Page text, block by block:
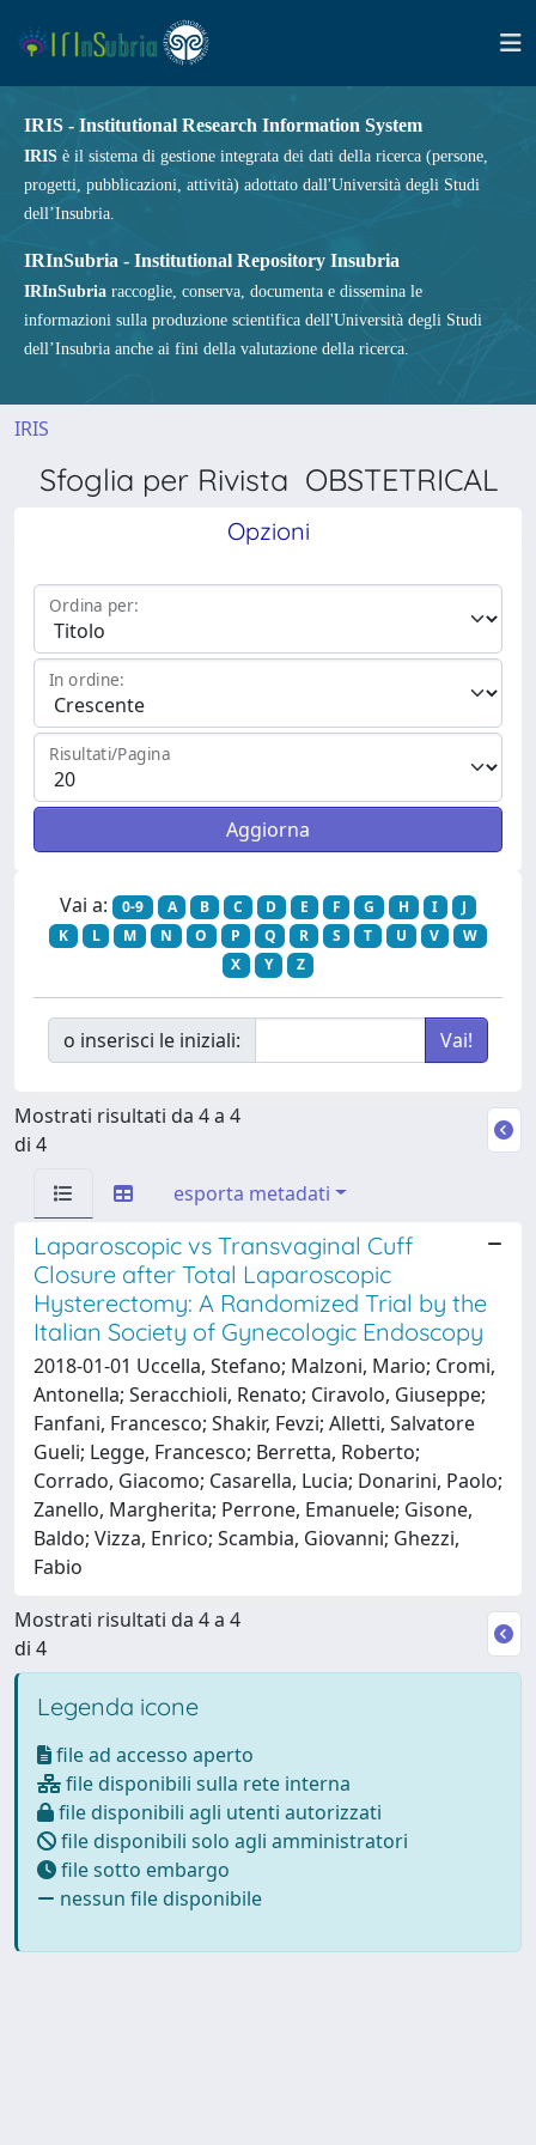
IRIS - Institutional Research Information System
IRIS è il sistema di gestione integrata dei dati della ricerca (persone,
progetti, pubblicazioni, attività) adottato dall'Università degli Studi
dell’Insubria.
IRInSubria - Institutional Repository Insubria
IRInSubria raccoglie, conserva, documenta e dissemina le
informazioni sulla produzione scientifica dell'Università degli Studi
dell’Insubria anche ai fini della valutazione della ricerca.
IRIS
Sfoglia per Rivista OBSTETRICAL
Opzioni
Ordina per:
In ordine:
Risultati/Pagina
Vai a: 0-9 A B C D E F G H I
J
K
L M N O P Q R S T U V
W
X
Y Z
o inserisci le iniziali:
Mostrati risultati da 4 a 4
di 4
esporta metadati
Laparoscopic vs Transvaginal Cuff
Closure after Total Laparoscopic
Hysterectomy: A Randomized Trial by the
Italian Society of Gynecologic Endoscopy
2018-01-01 Uccella, Stefano; Malzoni, Mario; Cromi,
Antonella; Seracchioli, Renato; Ciravolo, Giuseppe;
Fanfani, Francesco; Shakir, Fevzi; Alletti, Salvatore
Gueli; Legge, Francesco; Berretta, Roberto;
Corrado, Giacomo; Casarella, Lucia; Donarini, Paolo;
Zanello, Margherita; Perrone, Emanuele; Gisone,
Baldo; Vizza, Enrico; Scambia, Giovanni; Ghezzi,
Fabio
Mostrati risultati da 4 a 4
di 4
Legenda icone
file ad accesso aperto
file disponibili sulla rete interna
file disponibili agli utenti autorizzati
file disponibili solo agli amministratori
file sotto embargo
nessun file disponibile